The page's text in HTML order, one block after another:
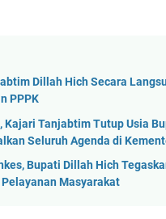
Dillah Hich Secara
PPPK
Kajari Tanjabtim Tutup Usia
Seluruh Agenda di
Bupati Dillah Hich
Masyarakat